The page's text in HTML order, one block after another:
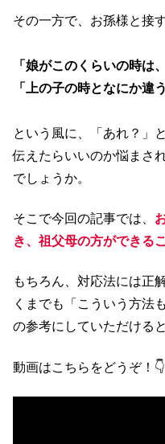
その一方で、お孫様と接
「娘がこのくらいの時は
「上の子の時となにか違
という風に、「あれ？」
伝えたらいいのか悩まさ
でしょうか。
そこで今回の記事では、
き、祖父母の方ができる
もちろん、対応法には正
くまでも「こういう方法
の参考にしていただける
動画はこちらをどうぞ！👇